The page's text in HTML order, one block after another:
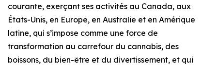
courante, exerçant ses activités au Canada, aux
États-Unis, en Europe, en Australie et en Amérique
latine, qui s’impose comme une force de
transformation au carrefour du cannabis, des
boissons, du bien-être et du divertissement, et qui